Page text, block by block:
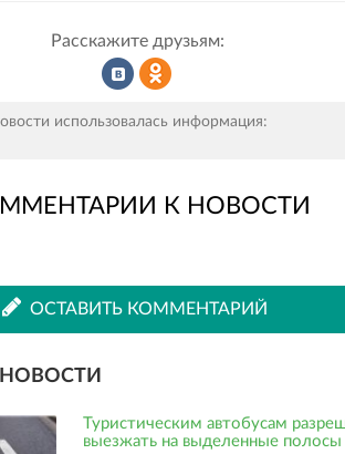
Расскажите друзьям:
во
ВКонтакте
Одноклассниках
использовалась информация:
К НОВОСТИ
ОСТАВИТЬ КОММЕНТАРИЙ
Туристическим автобусам
выезжать на выделенные полосы